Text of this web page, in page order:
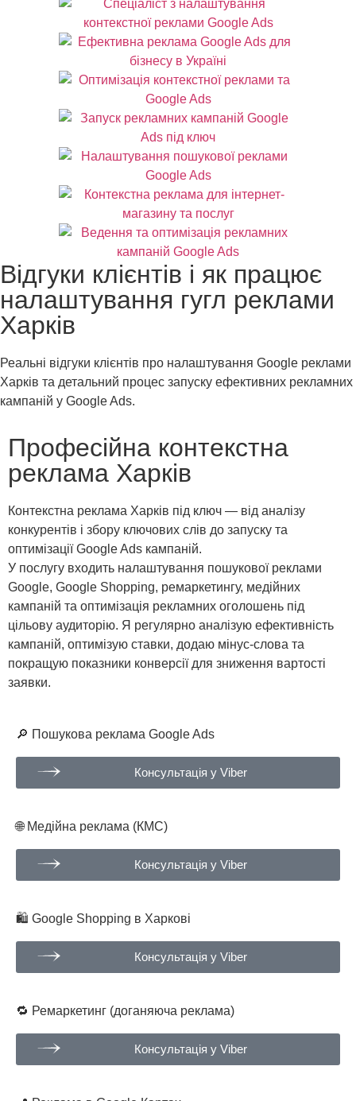
Відгуки клієнтів і як працює
налаштування гугл реклами
Харків
Реальні відгуки клієнтів про налаштування Google реклами
Харків та детальний процес запуску ефективних рекламних
кампаній у Google Ads.
Професійна контекстна
реклама Харків
Контекстна реклама Харків під ключ — від аналізу
конкурентів і збору ключових слів до запуску та
оптимізації Google Ads кампаній.
У послугу входить налаштування пошукової реклами
Google, Google Shopping, ремаркетингу, медійних
кампаній та оптимізація рекламних оголошень під
цільову аудиторію. Я регулярно аналізую ефективність
кампаній, оптимізую ставки, додаю мінус-слова та
покращую показники конверсії для зниження вартості
заявки.
🔎 Пошукова реклама Google Ads
Консультація у Viber
🌐 Медійна реклама (КМС)
Консультація у Viber
🛍 Google Shopping в Харкові
Консультація у Viber
🔁 Ремаркетинг (доганяюча реклама)
Консультація у Viber